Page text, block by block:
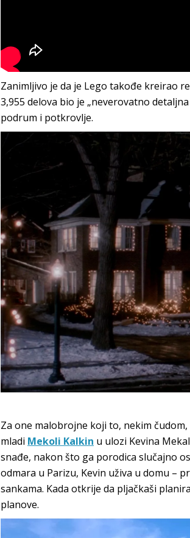
Zanimljivo je da je Lego takođe kreirao
3,955 delova bio je „neverovatno
podrum i potkrovlje.
Za one malobrojne koji to, nekim
mladi Mekoli Kalkin u ulozi Kevina
snađe, nakon što ga porodica slučajno
odmara u Parizu, Kevin uživa u domu –
sankama. Kada otkrije da pljačkaši
planove.